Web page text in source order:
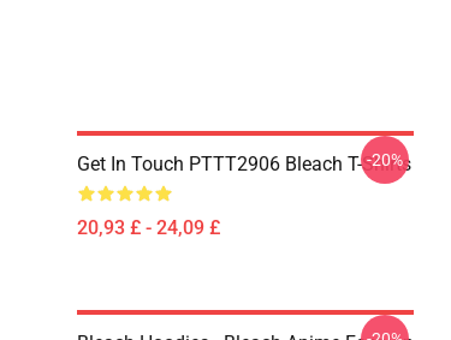
Get In Touch PTTT2906 Bleach T-Shirts
20,93 £ - 24,09 £
-20%